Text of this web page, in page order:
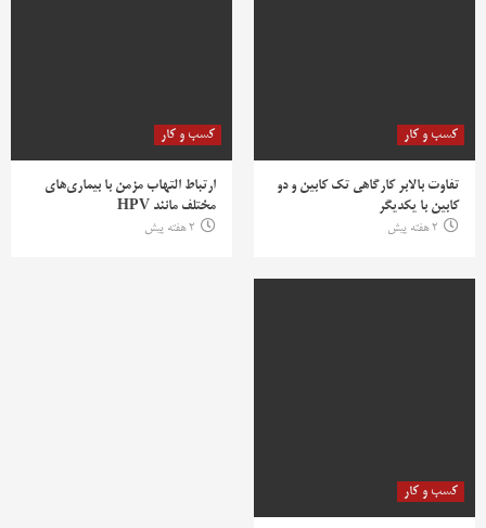
کسب و کار
تفاوت بالابر کارگاهی تک کابین و دو
کابین با یکدیگر
2 هفته پیش
کسب و کار
ارتباط التهاب مزمن با بیماری‌های
مختلف مانند HPV
2 هفته پیش
کسب و کار